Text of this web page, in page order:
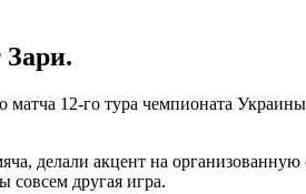
12-го тура чемпионата
делали акцент на
совсем другая игра.